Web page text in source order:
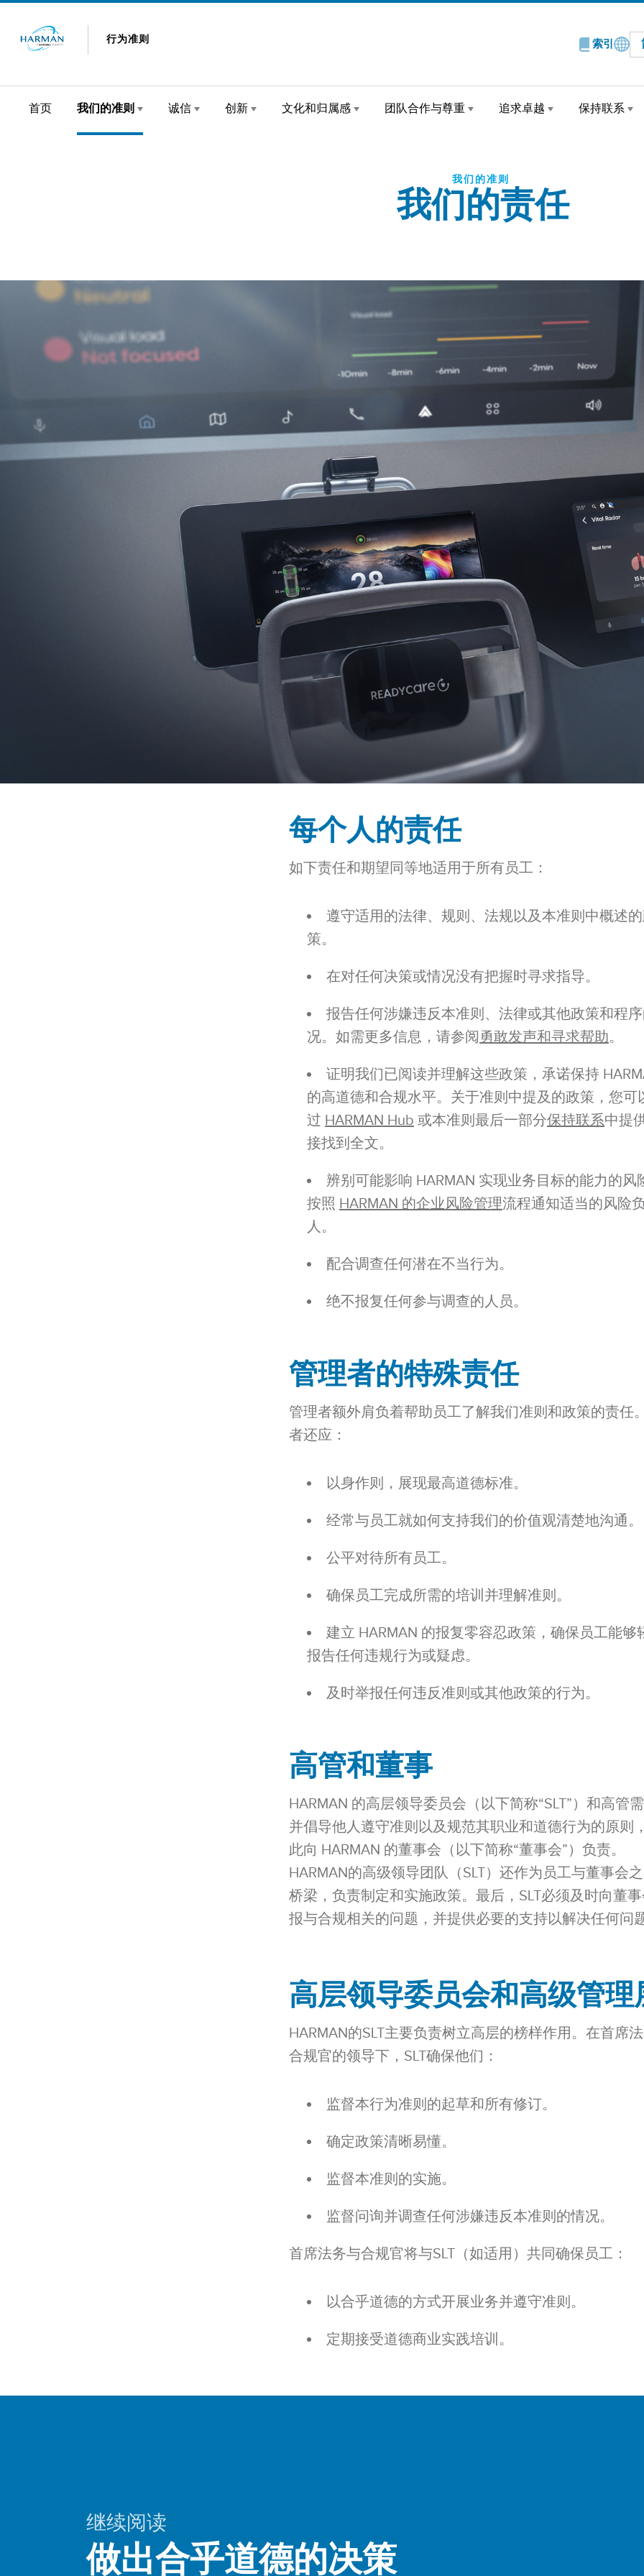
行为准则 索引
首页 我们的准则 诚信 创新 文化和归属感 团队合作与尊重 追求卓越 保持联系
我们的准则
我们的责任
每个人的责任
如下责任和期望同等地适用于所有员工：
遵守适用的法律、规则、法规以及本准则中概述
策。
在对任何决策或情况没有把握时寻求指导。
报告任何涉嫌违反本准则、法律或其他政策和程
况。如需更多信息，请参阅勇敢发声和寻求帮助。
证明我们已阅读并理解这些政策，承诺保持
的高道德和合规水平。关于准则中提及的政策，您可
过 HARMAN Hub 或本准则最后一部分保持联系中提
接找到全文。
辨别可能影响 HARMAN 实现业务目标的能力的风
按照 HARMAN 的企业风险管理流程通知适当的风险
人。
配合调查任何潜在不当行为。
绝不报复任何参与调查的人员。
管理者的特殊责任
管理者额外肩负着帮助员工了解我们准则和政策的责任
者还应：
以身作则，展现最高道德标准。
经常与员工就如何支持我们的价值观清楚地沟通。
公平对待所有员工。
确保员工完成所需的培训并理解准则。
建立 HARMAN 的报复零容忍政策，确保员工能够
报告任何违规行为或疑虑。
及时举报任何违反准则或其他政策的行为。
高管和董事
HARMAN 的高层领导委员会（以下简称“SLT”）和高管
并倡导他人遵守准则以及规范其职业和道德行为的原则
此向 HARMAN 的董事会（以下简称“董事会”）负责。
HARMAN的高级领导团队（SLT）还作为员工与董事会
桥梁，负责制定和实施政策。最后，SLT必须及时向董
报与合规相关的问题，并提供必要的支持以解决任何问
高层领导委员会和高级管理
HARMAN的SLT主要负责树立高层的榜样作用。在首席
合规官的领导下，SLT确保他们：
监督本行为准则的起草和所有修订。
确定政策清晰易懂。
监督本准则的实施。
监督问询并调查任何涉嫌违反本准则的情况。
首席法务与合规官将与SLT（如适用）共同确保员工：
以合乎道德的方式开展业务并遵守准则。
定期接受道德商业实践培训。
继续阅读
做出合乎道德的决策